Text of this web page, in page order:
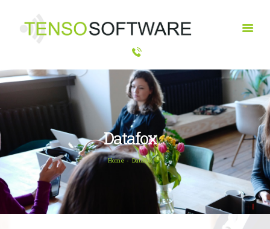
Datafox
Home Datafox
HOME
OPLOSSINGEN
PRODUCTEN
OVER ONS
CONTACT